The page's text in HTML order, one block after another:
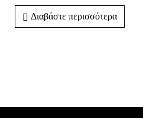
Διαβάστε περισσότερα